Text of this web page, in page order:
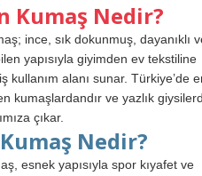
Kumaş Nedir?
ince, sık dokunmuş, dayanıklı
yapısıyla giyimden ev tekstiline
kullanım alanı sunar. Türkiye’de
kumaşlardandır ve yazlık
çıkar.
Nedir?
esnek yapısıyla spor kıyafet ve